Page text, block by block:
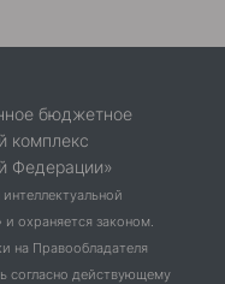
бюджетное
комплекс
Федерации»
охраняется законом.
на Правообладателя
согласно действующему